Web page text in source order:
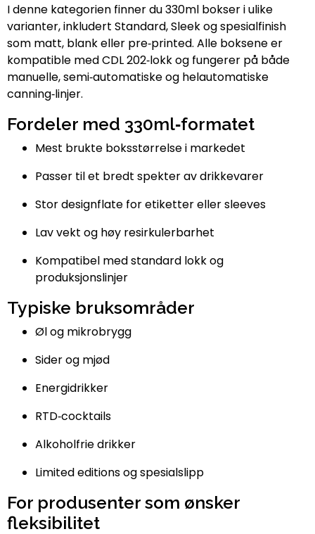
I denne kategorien finner du 330ml bokser i ulike
varianter, inkludert Standard, Sleek og spesialfinish
som matt, blank eller pre‑printed. Alle boksene er
kompatible med CDL 202‑lokk og fungerer på både
manuelle, semi‑automatiske og helautomatiske
canning‑linjer.
Fordeler med 330ml‑formatet
Mest brukte boksstørrelse i markedet
Passer til et bredt spekter av drikkevarer
Stor designflate for etiketter eller sleeves
Lav vekt og høy resirkulerbarhet
Kompatibel med standard lokk og
produksjonslinjer
Typiske bruksområder
Øl og mikrobrygg
Sider og mjød
Energidrikker
RTD‑cocktails
Alkoholfrie drikker
Limited editions og spesialslipp
For produsenter som ønsker
fleksibilitet